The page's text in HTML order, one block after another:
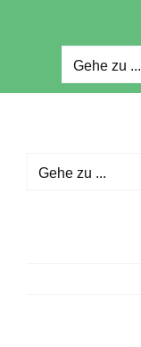
Gehe zu ...
Gehe zu ...